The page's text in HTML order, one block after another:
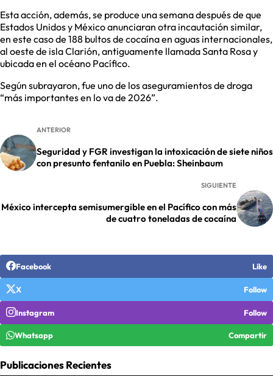
Esta acción, además, se produce una semana después de que
Estados Unidos y México anunciaran otra incautación similar,
en este caso de 188 bultos de cocaína en aguas internacionales,
al oeste de isla Clarión, antiguamente llamada Santa Rosa y
ubicada en el océano Pacífico.
Según subrayaron, fue uno de los aseguramientos de droga
“más importantes en lo va de 2026”.
ANTERIOR
Seguridad y FGR investigan la intoxicación de siete niños
con presunto fentanilo en Puebla: Sheinbaum
SIGUIENTE
México intercepta semisumergible en el Pacífico con más
de cuatro toneladas de cocaína
Facebook Like
X Follow
Instagram Follow
Whatsapp Compartir
Publicaciones Recientes